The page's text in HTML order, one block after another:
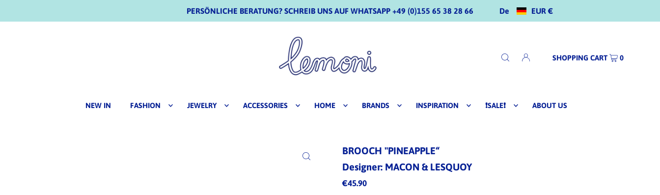
PERSÖNLICHE BERATUNG? SCHREIB UNS AUF WHATSAPP +49 (0)155 65 38 28 66 De EUR €
NEW IN FASHION JEWELRY ACCESSORIES HOME BRANDS INSPIRATION ❗SALE❗ ABOUT US
SHOPPING CART 0
BROOCH "PINEAPPLE“
Designer: MACON & LESQUOY
€45.90